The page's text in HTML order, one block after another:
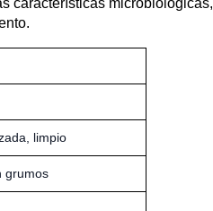
características microbiológicas,
limpio
grumos